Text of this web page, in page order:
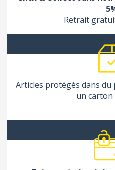
Retrait
Articles protégés dans du
un